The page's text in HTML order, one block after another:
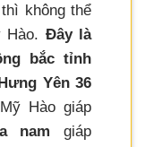
không thể
Hào. Đây là
bắc tỉnh
Yên 36
Mỹ Hào giáp
nam giáp